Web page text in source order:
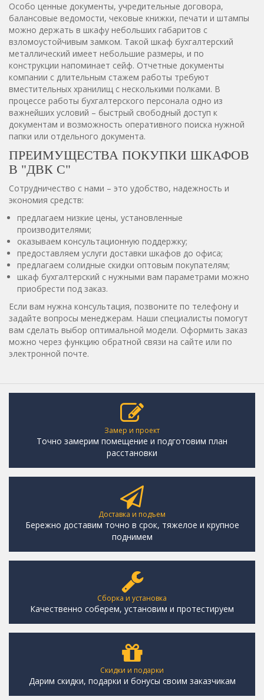
Особо ценные документы, учредительные договора,
балансовые ведомости, чековые книжки, печати и штампы
можно держать в шкафу небольших габаритов с
взломоустойчивым замком. Такой шкаф бухгалтерский
металлический имеет небольшие размеры, и по
конструкции напоминает сейф. Отчетные документы
компании с длительным стажем работы требуют
вместительных хранилищ с несколькими полками. В
процессе работы бухгалтерского персонала одно из
важнейших условий – быстрый свободный доступ к
документам и возможность оперативного поиска нужной
папки или отдельного документа.
ПРЕИМУЩЕСТВА ПОКУПКИ ШКАФОВ
В "ДВК С"
Сотрудничество с нами – это удобство, надежность и
экономия средств:
предлагаем низкие цены, установленные
производителями;
оказываем консультационную поддержку;
предоставляем услуги доставки шкафов до офиса;
предлагаем солидные скидки оптовым покупателям;
шкаф бухгалтерский с нужными вам параметрами можно
приобрести под заказ.
Если вам нужна консультация, позвоните по телефону и
задайте вопросы менеджерам. Наши специалисты помогут
вам сделать выбор оптимальной модели. Оформить заказ
можно через функцию обратной связи на сайте или по
электронной почте.
Замер и проект
Точно замерим помещение и подготовим план
расстановки
Доставка и подъем
Бережно доставим точно в срок, тяжелое и крупное
поднимем
Сборка и установка
Качественно соберем, установим и протестируем
Скидки и подарки
Дарим скидки, подарки и бонусы своим заказчикам